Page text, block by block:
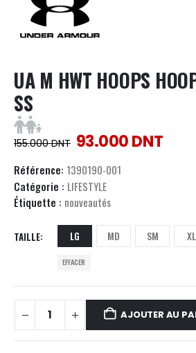
UA M HWT HOOPS
SS
155.000DNT 93.000DNT
Référence: 1390190-001
Catégorie : LIFESTYLE
Étiquette : nouveautés
TAILLE LG MD SM XL
EFFACER
AJOUTER AU